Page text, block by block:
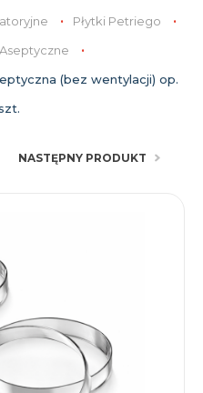
Płytki Petriego
Aseptyczne
(bez wentylacji) op.
NASTĘPNY PRODUKT